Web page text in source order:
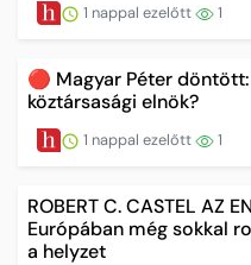
1 nappal ezelőtt 1
🔴 Magyar Péter döntött:
köztársasági elnök?
1 nappal ezelőtt 1
ROBERT C. CASTEL AZ
Európában még sokkal
a helyzet